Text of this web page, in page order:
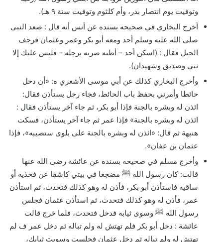
وتوفيت يوم انتصار بدر، وأم كلثوم وتوفيت سنة ٩ هـ).
أخرج البخاري في صحيحه بسنده عن أنس أنه قال : صعد النبى
صلى الله عليه وسلم أحد ومعه أبو بكر وعمر وعثمان فرجف
الجبل فقال : (اسكن أحد – أظنه ضربه برجله – فليس عليك إلا
نبي وصديق وشهيدان).
وأخرج البخاري كذلك عن أبي موسى الأشعري ه: «أن دخل
حائطا وأمرني بحفظ باب الحائط، فجاء رجل يستأذن فقال:
ائذن له وبشره بالجنة فإذا أبو بكر، ثم جاء آخر يستأذن فقال :
ائذن له وبشره بالجنة» فإذا عمر ثم جاء آخر يستأذن، فسكت
هنيهة ثم قال: «ائذن له وبشره بالجنة على بلوى ستصيبه»، فإذا
عثمان بن عفان».
وأخرج مسلم في صحيحه بسنده عن عائشة رضى الله عنها
قالت: كان رسول الله ﷺ مضجعا في بيتي كاشفا عن فخذيه أو
ساقيه فاستأذن أبو بكر، فأذن له وهو كذلك فتحدث، ثم استأذن
عمر، فأذن له وهو كذلك فتحدث، ثم استأذن عثمان فجلس
رسول الله ﷺ وسوى ثيابه فدخل فتحدث، فلما خرج قالت
عائشة : دخل أبو بكر فلم تهتش له ولم تباله ثم دخل عمر ف لم
تهتش له ولم تباله ثم دخل عثمان فجلست وسويت ثيابك،